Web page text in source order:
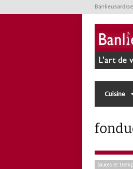
Cuisine
Sauces et